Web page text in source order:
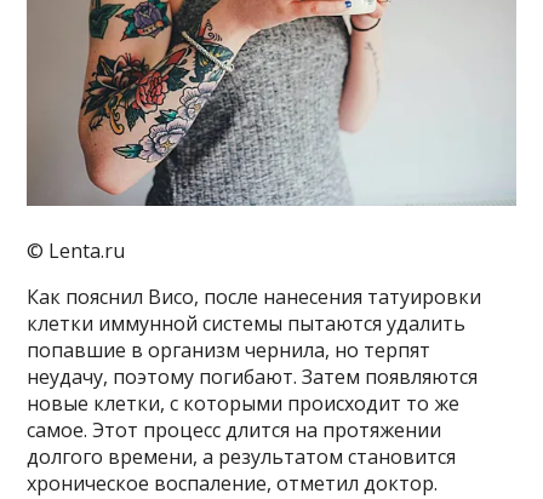
© Lenta.ru
Как пояснил Висо, после нанесения татуировки
клетки иммунной системы пытаются удалить
попавшие в организм чернила, но терпят
неудачу, поэтому погибают. Затем появляются
новые клетки, с которыми происходит то же
самое. Этот процесс длится на протяжении
долгого времени, а результатом становится
хроническое воспаление, отметил доктор.